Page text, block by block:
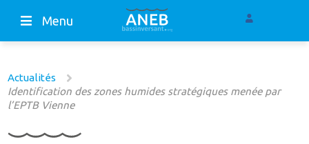
Menu
Actualités
Identification des zones humides stratégiques menée par
l’EPTB Vienne